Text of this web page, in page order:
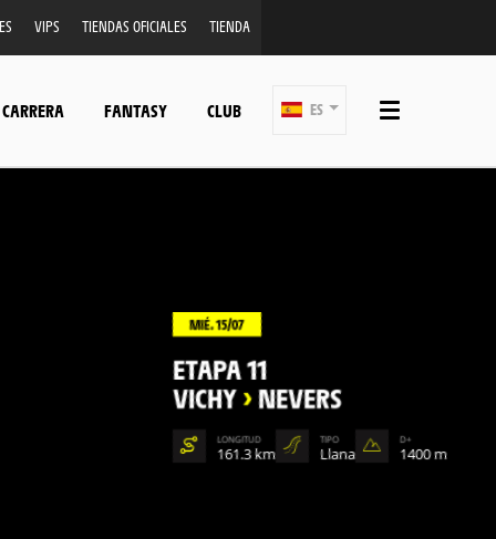
VIPS TIENDAS OFICIALES TIENDA
FANTASY CLUB ES
MIÉ. 15/07
ETAPA 11
VICHY>NEVERS
LONGITUD
161.3 km
TIPO
Llana
D+
1400 m